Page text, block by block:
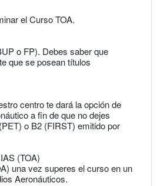
el Curso TOA.
o FP). Debes saber que
que se posean títulos
centro te dará la opción de
a fin de que no dejes
o B2 (FIRST) emitido por
(TOA)
una vez superes el curso en un
Aeronáuticos.